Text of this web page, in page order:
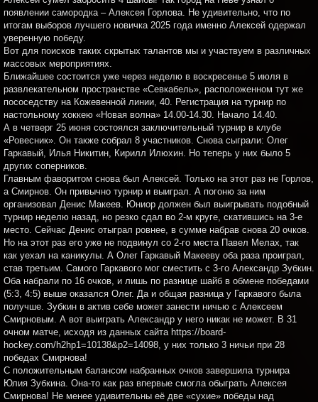
появлении самородка – Алексея Горлова. Не удивительно, что по
итогам выборов лучшего новичка 2025 года именно Алексей одержал
уверенную победу.
Вот для поисков таких скрытых талантов мы и участвуем в различных
массовых мероприятиях.
Ближайшее состоится уже через неделю в воскресенье 5 июля в
развлекательном пространстве «Севкабель», расположенном тут же
пососедству на Кожевенной линии, 40. Регистрация на турнир по
настольному хоккею «Новая волна» 14.00-14.30. Начало 14.40.
А в четверг 25 июня состоялся заключительный турнир в клубе
«Ровесник». Он также собрал 8 участников. Снова сыграли: Олег
Гаркавый, Илья Никитин, Кирилл Илюхин. Но теперь у них было 5
других соперников.
Главным фаворитом снова был Алексей. Только на этот раз не Горлов,
а Смирнов. Он привычно турнир и выиграл. А погоню за ним
организовал Денис Макеев. Юниор должен был выигрывать подобный
турнир неделю назад, но резко сдал во 2-м круге, скатившись на 3-е
место. Сейчас Денис отыграл ровнее, в сумме набрав снова 20 очков.
Но на этот раз его уже не подвинул со 2-го места Павел Мелах, так
как уехал на каникулы. А Олег Гаркавый Макееву оба раза проиграл,
став третьим. Самого Гаркавого мог сместить с 3-го Александр Зубкин.
Оба набрали по 16 очков, и лишь по разнице шайб в обмене победами
(5:3, 4:5) выше оказался Олег. Да и общая разница у Гаркавого была
получше. Зубкин в актив себе может занести ничью с Алексеем
Смирновым. А вот выиграть Александр у него никак не может. В 31
очном матче, исходя из данных сайта https://board-
hockey.com/h2hp1=10138&p2=14098, у них только 3 ничьи при 28
победах Смирнова!
С положительным балансом набранных очков завершила турнира
Юлия Зубкина. Она-то как раз впервые смогла обыграть Алексея
Смирнова! Не менее удивительны её две «сухие» победы над